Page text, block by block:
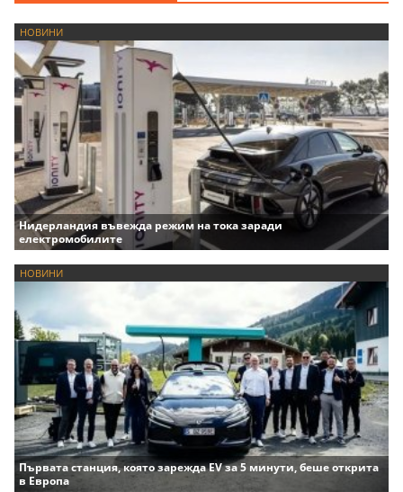
НОВИНИ
Нидерландия въвежда режим на тока заради
електромобилите
НОВИНИ
Първата станция, която зарежда EV за 5 минути, беше открита
в Европа